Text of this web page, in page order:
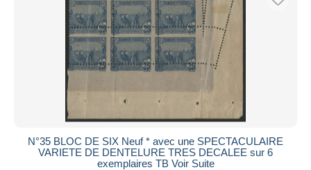
N°35 BLOC DE SIX Neuf * avec une SPECTACULAIRE
VARIETE DE DENTELURE TRES DECALEE sur 6
exemplaires TB Voir Suite